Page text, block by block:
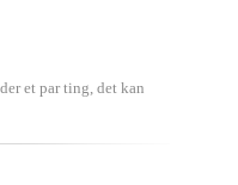
et par ting, det kan